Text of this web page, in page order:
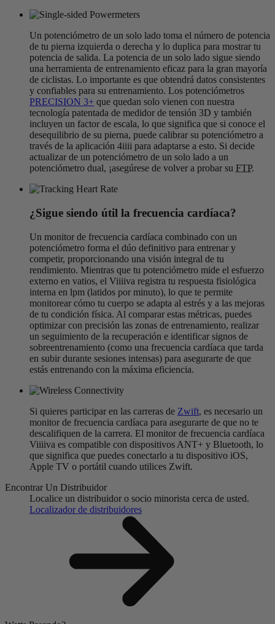
Un potenciómetro de un solo lado toma el número de potencia
de tu pierna izquierda o derecha y lo duplica para mostrar tu
potencia de salida. La potencia de un solo lado sigue siendo
una herramienta de entrenamiento eficaz para la gran mayoría
de ciclistas. Lo importante es que obtendrá datos consistentes
y confiables para su entrenamiento. Los potenciómetros
PRECISION 3+ que quedan solo vienen con nuestra
tecnología patentada de medidor de tensión 3D y también
incluyen un factor de escala, lo que significa que si conoce el
desequilibrio de su pierna, puede calibrar su potenciómetro a
través de la aplicación 4iiii para adaptarse a esto. Si decide
actualizar de un potenciómetro de un solo lado a un
potenciómetro dual, ¡asegúrese de volver a probar su FTP.
¿Sigue siendo útil la frecuencia cardíaca?
Un monitor de frecuencia cardíaca combinado con un
potenciómetro forma el dúo definitivo para entrenar y
competir, proporcionando una visión integral de tu
rendimiento. Mientras que tu potenciómetro mide el esfuerzo
externo en vatios, el Viiiiva registra tu respuesta fisiológica
interna en lpm (latidos por minuto), lo que te permite
monitorear cómo tu cuerpo se adapta al estrés y a las mejoras
de tu condición física. Al comparar estas métricas, puedes
optimizar con precisión las zonas de entrenamiento, realizar
un seguimiento de la recuperación e identificar signos de
sobreentrenamiento (como una frecuencia cardíaca que tarda
en subir durante sesiones intensas) para asegurarte de que
estás entrenando con la máxima eficiencia.
Si quieres participar en las carreras de Zwift, es necesario un
monitor de frecuencia cardíaca para asegurarte de que no te
descalifiquen de la carrera. El monitor de frecuencia cardíaca
Viiiiva es compatible con dispositivos ANT+ y Bluetooth, lo
que significa que puedes conectarlo a tu dispositivo iOS,
Apple TV o portátil cuando utilices Zwift.
Encontrar Un Distribuidor
Localice un distribuidor o socio minorista cerca de usted.
Localizador de distribuidores